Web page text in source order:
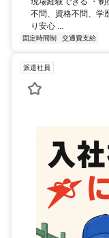
不問、資格不問、学
り安心 ...
固定時間制 交通費支給
派遣社員